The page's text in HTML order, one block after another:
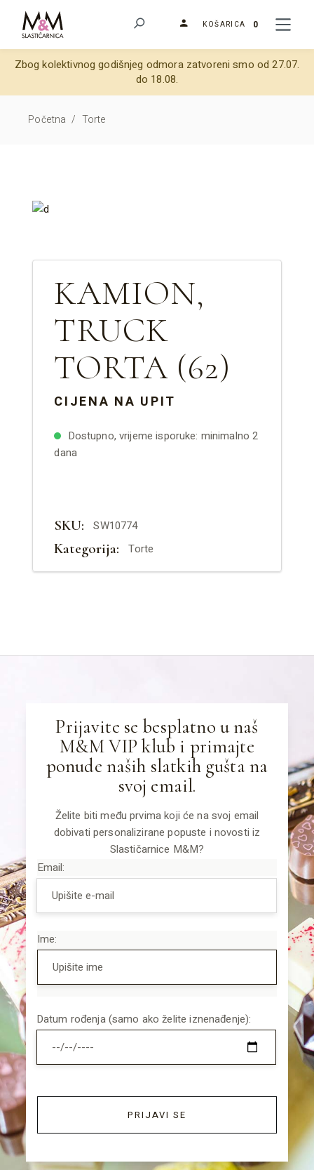
KOŠARICA 0
Zbog kolektivnog godišnjeg odmora zatvoreni smo od 27.07.
do 18.08.
Početna / Torte
KAMION,
TRUCK
TORTA (62)
CIJENA NA UPIT
Dostupno, vrijeme isporuke: minimalno 2
dana
SKU: SW10774
Kategorija: Torte
Prijavite se besplatno u naš
M&M VIP klub i primajte
ponude naših slatkih gušta na
svoj email.
Želite biti među prvima koji će na svoj email
dobivati personalizirane popuste i novosti iz
Slastičarnice M&M?
Email:
Ime:
Datum rođenja (samo ako želite iznenađenje):
PRIJAVI SE